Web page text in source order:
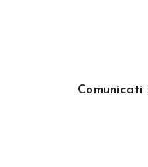
Comunicati